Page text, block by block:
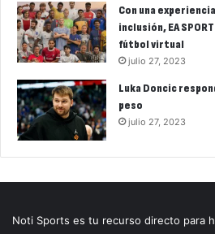
Con una
inclusión, EA
fútbol virtual
julio 27, 2023
Luka Doncic
peso
julio 27, 2023
Noti Sports es tu recurso directo para